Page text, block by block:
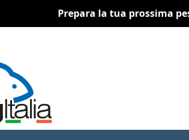
Prepara la tua prossima